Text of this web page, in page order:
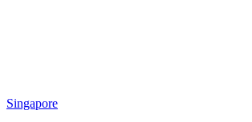
Singapore